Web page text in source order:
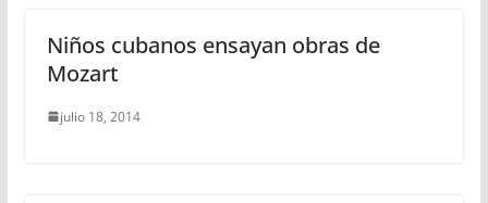
Niños cubanos ensayan obras de
Mozart
julio 18, 2014